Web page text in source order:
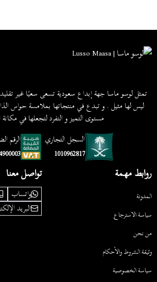
تمثل لوسو ماسا جهة إبداع سعودية تسعى سعيًا غير
ليس لها مثيل . و تبدع في منتجاتها بملامسة حواس
مستوى التميز و التفرد لتجعلها في مكانة
السجل التجاري
1010962817
الرقم
روابط مهمة
المدونة
سياسة الاسترجاع
من نحن
وثيقة الشروط والأحكام
سياسة الخصوصية
تواصل معنا
واتساب
البريد